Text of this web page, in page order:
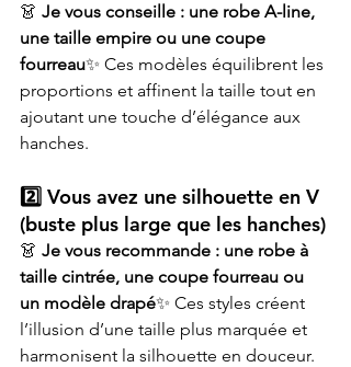
👗 Je vous conseille : une robe A-line,
une taille empire ou une coupe
fourreau✨ Ces modèles équilibrent les
proportions et affinent la taille tout en
ajoutant une touche d’élégance aux
hanches.
2️⃣ Vous avez une silhouette en V
(buste plus large que les hanches)
👗 Je vous recommande : une robe à
taille cintrée, une coupe fourreau ou
un modèle drapé✨ Ces styles créent
l’illusion d’une taille plus marquée et
harmonisent la silhouette en douceur.